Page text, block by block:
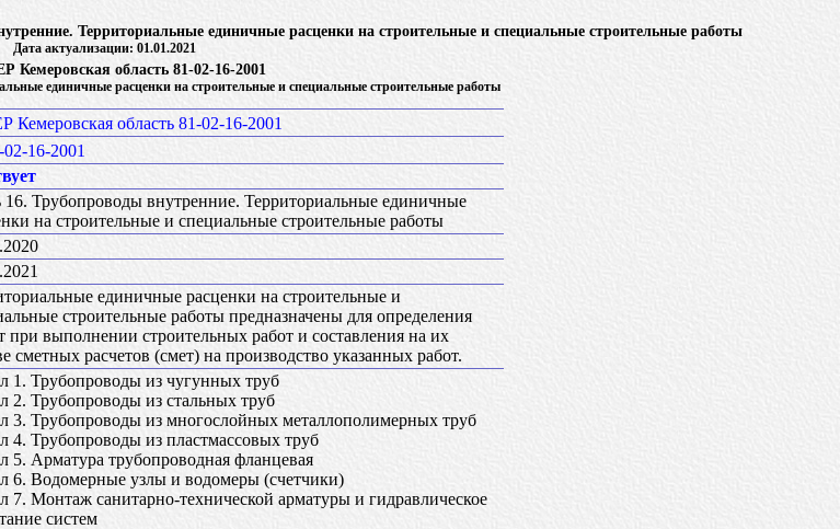
Территориальные единичные расценки на строительные и специальные строительные работы
Дата актуализации: 01.01.2021
Кемеровская область 81-02-16-2001
единичные расценки на строительные и специальные строительные работы
Кемеровская область 81-02-16-2001
02-16-2001
16. Трубопроводы внутренние. Территориальные единичные
на строительные и специальные строительные работы
единичные расценки на строительные и
строительные работы предназначены для определения
при выполнении строительных работ и составления на их
сметных расчетов (смет) на производство указанных работ.
1. Трубопроводы из чугунных труб
2. Трубопроводы из стальных труб
3. Трубопроводы из многослойных металлополимерных труб
4. Трубопроводы из пластмассовых труб
5. Арматура трубопроводная фланцевая
6. Водомерные узлы и водомеры (счетчики)
7. Монтаж санитарно-технической арматуры и гидравлическое
систем